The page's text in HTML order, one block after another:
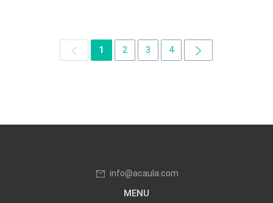
1 2 3 4
info@acaula.com
MENU